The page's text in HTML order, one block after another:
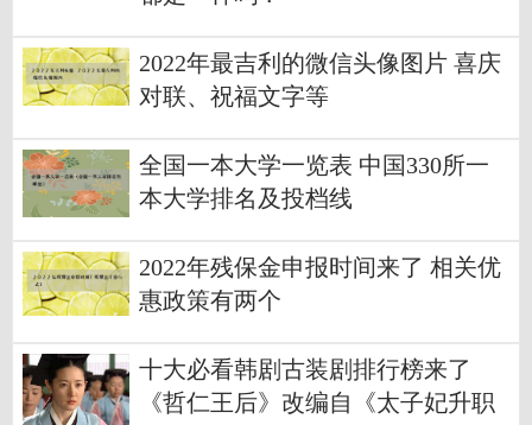
2022年最吉利的微信头像图片 喜庆
对联、祝福文字等
全国一本大学一览表 中国330所一
本大学排名及投档线
2022年残保金申报时间来了 相关优
惠政策有两个
十大必看韩剧古装剧排行榜来了
《哲仁王后》改编自《太子妃升职